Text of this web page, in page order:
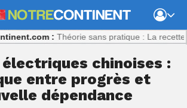
: Théorie sans pratique : La recette du
chinoises :
entre progrès et
dépendance